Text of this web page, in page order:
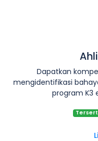
Dapatkan
mengidentifikasi
program K3